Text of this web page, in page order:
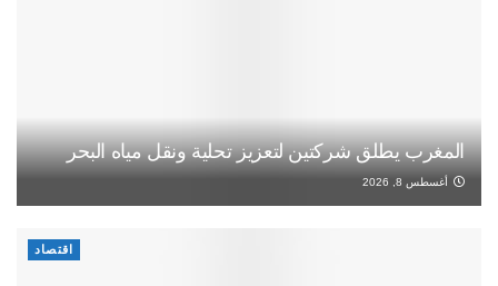
المغرب يطلق شركتين لتعزيز تحلية ونقل مياه البحر
أغسطس 8, 2026
اقتصاد